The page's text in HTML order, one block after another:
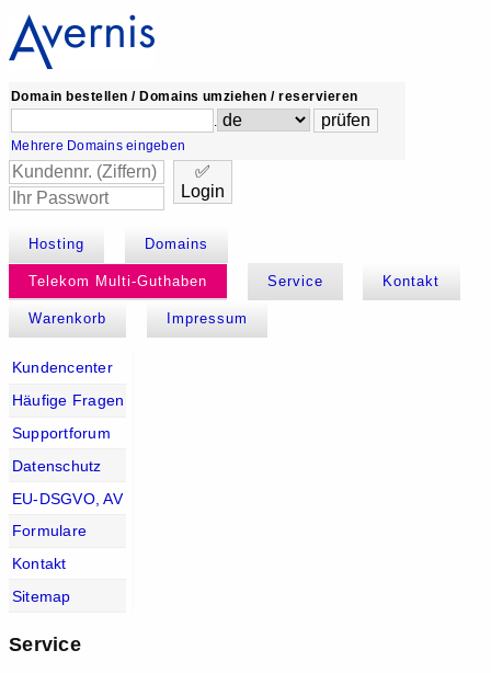
Domain bestellen / Domains umziehen / reservieren
.
Mehrere Domains eingeben
✅
Login
Hosting Domains
Telekom Multi-Guthaben Service Kontakt
Warenkorb Impressum
Kundencenter
Häufige Fragen
Supportforum
Datenschutz
EU-DSGVO, AV
Formulare
Kontakt
Sitemap
Service